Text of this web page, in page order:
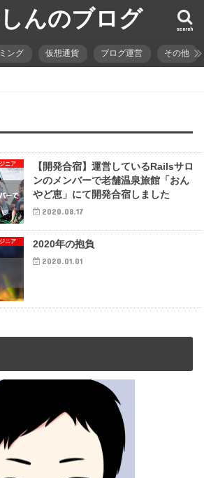
んのブログ search
ング 仮想通貨 ブログ運営 その他
ニア
【開発合宿】運営しているRailsサロ
ンのメンバーで老舗温泉旅館「おん
やど恵」にて開発合宿しました
2020.08.17
ニア 2020年の抱負
2020.01.01